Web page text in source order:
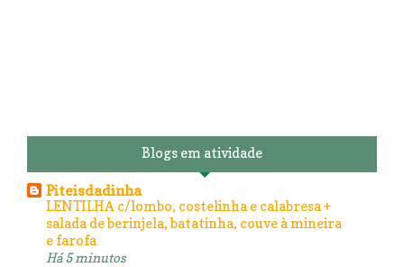
Blogs em atividade
Piteisdadinha
LENTILHA c/lombo, costelinha e calabresa +
salada de berinjela, batatinha, couve à mineira
e farofa
Há 5 minutos